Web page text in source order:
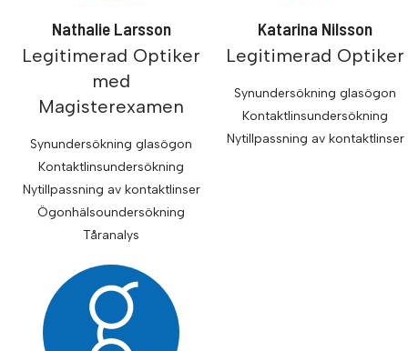
Nathalie Larsson
Legitimerad Optiker
med
Magisterexamen
Synundersökning glasögon
Kontaktlinsundersökning
Nytillpassning av kontaktlinser
Ögonhälsoundersökning
Tåranalys
Katarina Nilsson
Legitimerad Optiker
Synundersökning glasögon
Kontaktlinsundersökning
Nytillpassning av kontaktlinser